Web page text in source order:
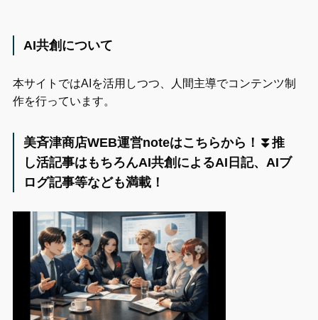
AI共創について
本サイトではAIを活用しつつ、人間主導でコンテンツ制
作を行っています。
美斉津商店WEB運営noteはこちらから！⏬️推
し活記事はもちろんAI共創によるAI日記、AIブ
ログ記事等なども満載！